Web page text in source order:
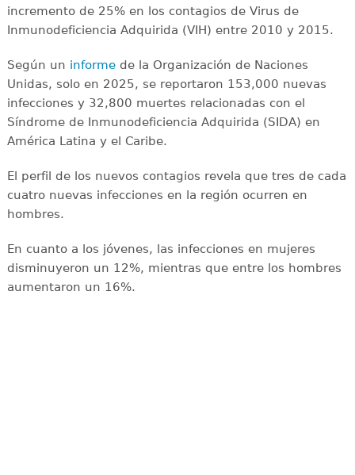
incremento de 25% en los contagios de Virus de
Inmunodeficiencia Adquirida (VIH) entre 2010 y 2015.
Según un informede la Organización de Naciones
Unidas, solo en 2025, se reportaron 153,000 nuevas
infecciones y 32,800 muertes relacionadas con el
Síndrome de Inmunodeficiencia Adquirida (SIDA) en
América Latina y el Caribe.
El perfil de los nuevos contagios revela que tres de cada
cuatro nuevas infecciones en la región ocurren en
hombres.
En cuanto a los jóvenes, las infecciones en mujeres
disminuyeron un 12%, mientras que entre los hombres
aumentaron un 16%.